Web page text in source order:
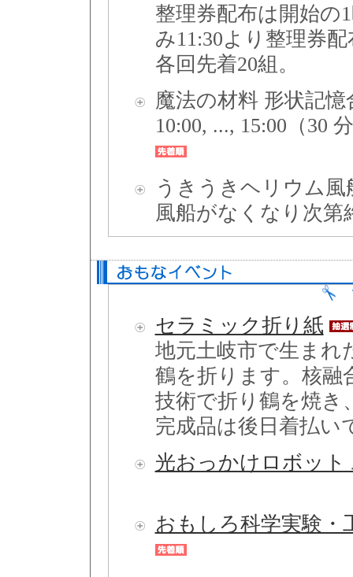
整理券配布は開始の
み11:30より整理券
各回先着20組。
魔法の材料 形状記憶
10:00, ..., 15:00（30
うきうきヘリウム
風船がなくなり次第
セラミック折り紙
地元土岐市で生まれ
鶴を折ります。核融
技術で折り鶴を焼き
完成品は後日着払い
光おっかけロボット
おもしろ科学実験・